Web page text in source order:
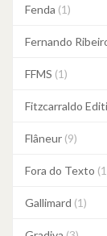
Fenda (1)
Fernando
FFMS (1)
Fitzcarraldo
Flâneur (9)
Fora do Texto
Gallimard (1)